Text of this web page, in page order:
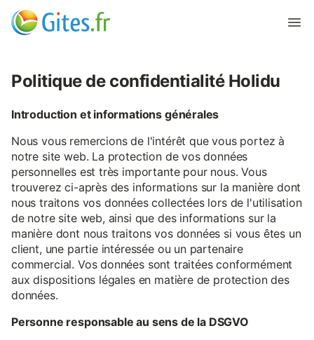
Politique de confidentialité Holidu
Introduction et informations générales
Nous vous remercions de l'intérêt que vous portez à
notre site web. La protection de vos données
personnelles est très importante pour nous. Vous
trouverez ci-après des informations sur la manière dont
nous traitons vos données collectées lors de l'utilisation
de notre site web, ainsi que des informations sur la
manière dont nous traitons vos données si vous êtes un
client, une partie intéressée ou un partenaire
commercial. Vos données sont traitées conformément
aux dispositions légales en matière de protection des
données.
Personne responsable au sens de la DSGVO